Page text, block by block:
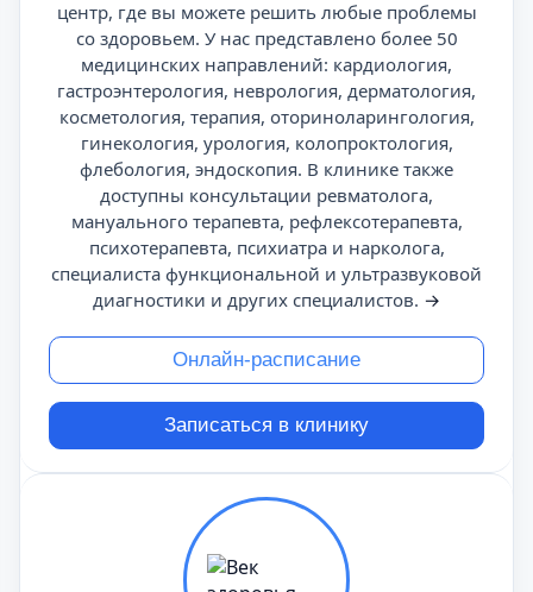
центр, где вы можете решить любые проблемы
со здоровьем. У нас представлено более 50
медицинских направлений: кардиология,
гастроэнтерология, неврология, дерматология,
косметология, терапия, оториноларингология,
гинекология, урология, колопроктология,
флебология, эндоскопия. В клинике также
доступны консультации ревматолога,
мануального терапевта, рефлексотерапевта,
психотерапевта, психиатра и нарколога,
специалиста функциональной и ультразвуковой
диагностики и других специалистов. →
Онлайн-расписание
Записаться в клинику